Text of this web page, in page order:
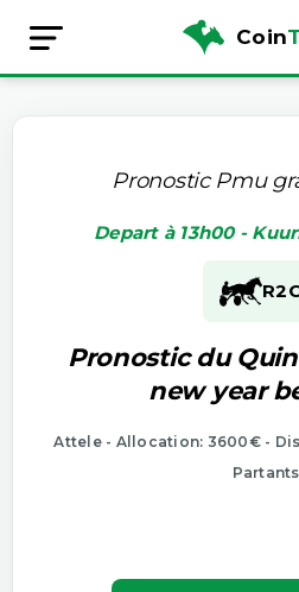
Coin
Pronostic Pmu
Depart à 13h00 -
R2
Pronostic du
new year
Attele - Allocation: 3600€ -
Partants